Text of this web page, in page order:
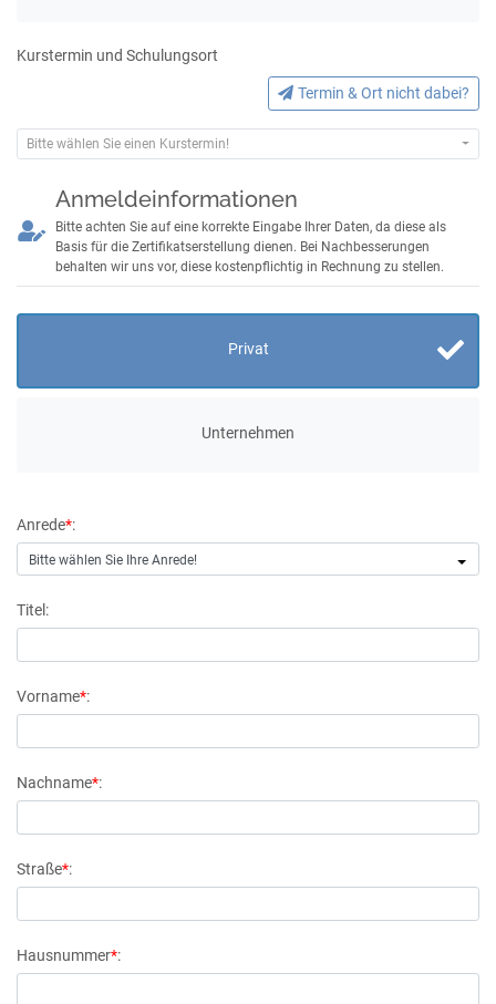
Kurstermin und Schulungsort
Termin & Ort nicht dabei?
Bitte wählen Sie einen Kurstermin!
Anmeldeinformationen
Bitte achten Sie auf eine korrekte Eingabe Ihrer Daten, da diese als
Basis für die Zertifikatserstellung dienen. Bei Nachbesserungen
behalten wir uns vor, diese kostenpflichtig in Rechnung zu stellen.
Privat
Unternehmen
Anrede*:
Bitte wählen Sie Ihre Anrede!
Titel:
Vorname*:
Nachname*:
Straße*:
Hausnummer*: